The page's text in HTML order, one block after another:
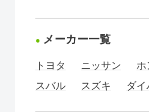
メーカー一覧
トヨタ ニッサン ホ
スバル
スズキ ダイ